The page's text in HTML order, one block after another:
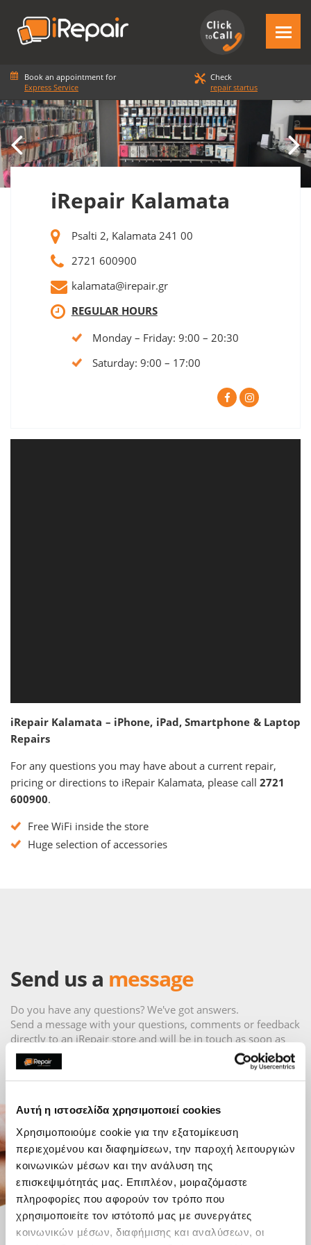
Αυτή η ιστοσελίδα χρησιμοποιεί cookies
Χρησιμοποιούμε cookie για την εξατομίκευση
περιεχομένου και διαφημίσεων, την παροχή λειτουργιών
κοινωνικών μέσων και την ανάλυση της
επισκεψιμότητάς μας. Επιπλέον, μοιραζόμαστε
πληροφορίες που αφορούν τον τρόπο που
χρησιμοποιείτε τον ιστότοπό μας με συνεργάτες
κοινωνικών μέσων, διαφήμισης και αναλύσεων, οι
Book an appointment for
Express Service
Check
repair startus
iRepair Kalamata
Psalti 2, Kalamata 241 00
2721 600900
kalamata@irepair.gr
REGULAR HOURS
Monday – Friday: 9:00 – 20:30
Saturday: 9:00 – 17:00
iRepair Kalamata – iPhone, iPad, Smartphone & Laptop
Repairs
For any questions you may have about a current repair,
pricing or directions to iRepair Kalamata, please call 2721
600900.
Free WiFi inside the store
Huge selection of accessories
Send us a message
Do you have any questions? We've got answers.
Send a message with your questions, comments or feedback
directly to an iRepair store and will be in touch as soon as
possible.